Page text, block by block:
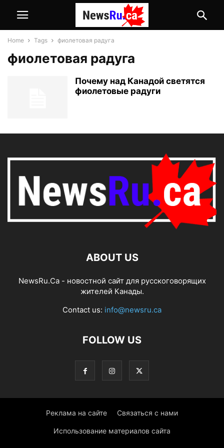
Home Tags фиолетовая радуга
фиолетовая радуга
Почему над Канадой светятся
фиолетовые радуги
ABOUT US
NewsRu.Ca - новостной сайт для русскоговорящих
жителей Канады.
Contact us: info@newsru.ca
FOLLOW US
Реклама на сайте Связаться с нами
Использование материалов сайта